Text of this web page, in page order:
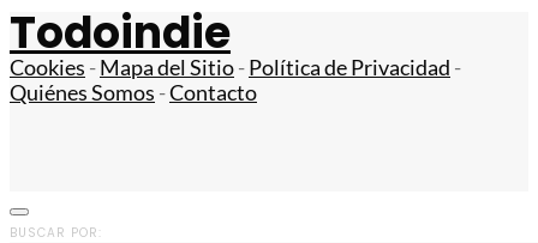
Todoindie
Cookies -Mapa del Sitio-Política de Privacidad -
Quiénes Somos -Contacto
BUSCAR POR: